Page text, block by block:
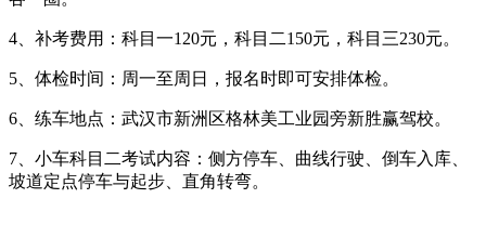
4、补考费用：科目一120元，科目二150元，科目三230元。
5、体检时间：周一至周日，报名时即可安排体检。
6、练车地点：武汉市新洲区格林美工业园旁新胜赢驾校。
7、小车科目二考试内容：侧方停车、曲线行驶、倒车入库、
坡道定点停车与起步、直角转弯。